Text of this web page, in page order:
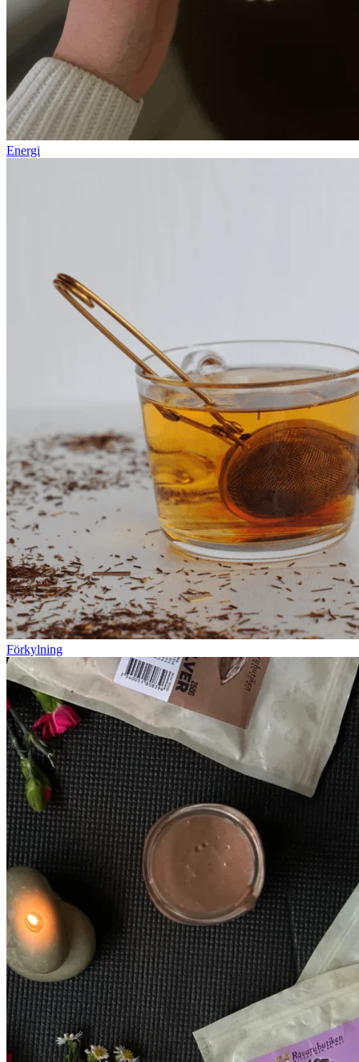
Energi
Förkylning